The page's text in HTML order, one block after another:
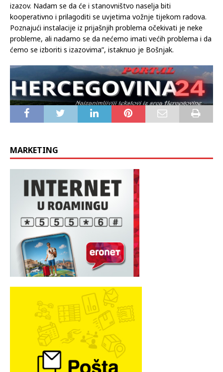
izazov. Nadam se da će i stanovništvo naselja biti
kooperativno i prilagoditi se uvjetima vožnje tijekom radova.
Poznajući instalacije iz prijašnjih problema očekivati je neke
probleme, ali nadamo se da nećemo imati većih problema i da
ćemo se izboriti s izazovima”, istaknuo je Bošnjak.
MARKETING